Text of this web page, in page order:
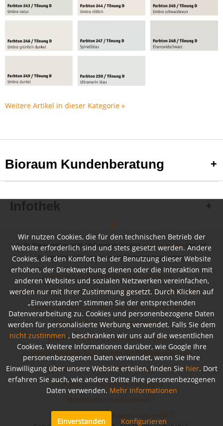
Weitere Artikel in dieser Kategorie »
Bioraum Kundenberatung
Infothek
* Alle Preise inkl. gesetzl. Mehrwertsteuer zzgl.Versandkosten
und ggf.
Nachnahmegebühren, wenn nicht anders beschrieben
Anleitung zum Pigmentieren von Wandfarben
Farbkarten, Flyer und Broschüren Inspirationen und Beispiele
Kreidezeit Anleitung Fleckspachtelung Stucco Fein
Kreidezeit Anleitung Öle pigmentieren
Kreidezeit Anleitung Pigmente anmischen
Kreidezeit Anleitung Stuccotechnik mit Perlglanzpigmenten
Kreidezeit Blog Kreidezeit Produktbroschüre
Produktinfos – Technische Merkblätter
Wir nutzen Cookies, die für den technischen Betrieb der
Website erforderlich sind und stets gesetzt werden. Andere
Cookies, die den Komfort bei der Benutzung dieser Website
erhöhen, der Direktwerbung dienen oder die Interaktion mit
anderen Websites und sozialen Netzwerken vereinfachen,
werden nur mit Ihrer Zustimmung gesetzt. Durch Klicken auf
„Einverstanden“ stimmen Sie der entsprechenden
Datenverarbeitung zu. Cookies und personenbezogene Daten
werden für personalisierte Werbung verwendet. Falls Sie dem
nicht zustimmen , beschränken wir uns auf die wesentlichen
Cookies. Weitere Informationen darüber, wie Google Ihre
personenbezogenen Daten verwendet, wenn Sie Ihre
Einwilligung über unsere Website erteilen, finden Sie hier. Dort
erfahren Sie auch, wie andere Dritte Ihre personenbezogenen
Daten verwenden. Mehr Informationen
Einverstanden Konfigurieren